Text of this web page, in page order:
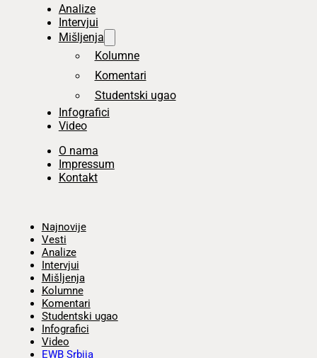
Analize
Intervjui
Mišljenja
Kolumne
Komentari
Studentski ugao
Infografici
Video
O nama
Impressum
Kontakt
Najnovije
Vesti
Analize
Intervjui
Mišljenja
Kolumne
Komentari
Studentski ugao
Infografici
Video
EWB Srbija